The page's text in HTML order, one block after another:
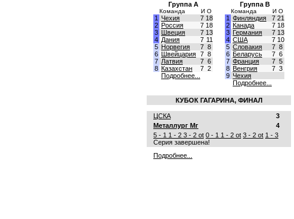
Группа A
Команда И О
1 Чехия 7 18
2 Россия 7 18
3 Швеция 7 13
4 Дания 7 11
5 Норвегия 7 8
6 Швейцария 7 8
7 Латвия 7 6
8 Казахстан 7 2
Подробнее...
Группа B
Команда И О
1 Финляндия 7 21
2 Канада 7 18
3 Германия 7 13
4 США 7 10
5 Словакия 7 8
6 Беларусь 7 6
7 Франция 7 5
8 Венгрия 7 3
9 Чехия
Подробнее...
КУБОК ГАГАРИНА, ФИНАЛ
ЦСКА
3
Металлург Мг
4
5 - 1 1 - 2 3 - 2 ot 0 - 1 1 - 2 ot 3 - 2 ot 1 - 3
Серия завершена!
Подробнее...